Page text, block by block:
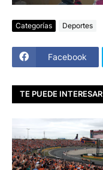
Categorías Deportes
Facebook
TE PUEDE INTERESAR